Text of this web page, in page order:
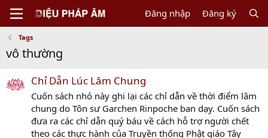
Đăng nhập Đăng ký
Tags
vô thường
Chỉ Dẫn Lúc Lâm Chung
Cuốn sách nhỏ này ghi lại các chỉ dẫn về thời điểm lâm
chung do Tôn sư Garchen Rinpoche ban dạy. Cuốn sách
đưa ra các chỉ dẫn quý báu về cách hỗ trợ người chết
theo các thực hành của Truyền thống Phật giáo Tây